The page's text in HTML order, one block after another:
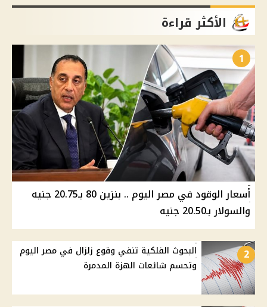
الأكثر قراءة
1
أسعار الوقود في مصر اليوم .. بنزين 80 بـ20.75 جنيه
والسولار بـ20.50 جنيه
2
البحوث الفلكية تنفي وقوع زلزال في مصر اليوم
وتحسم شائعات الهزة المدمرة